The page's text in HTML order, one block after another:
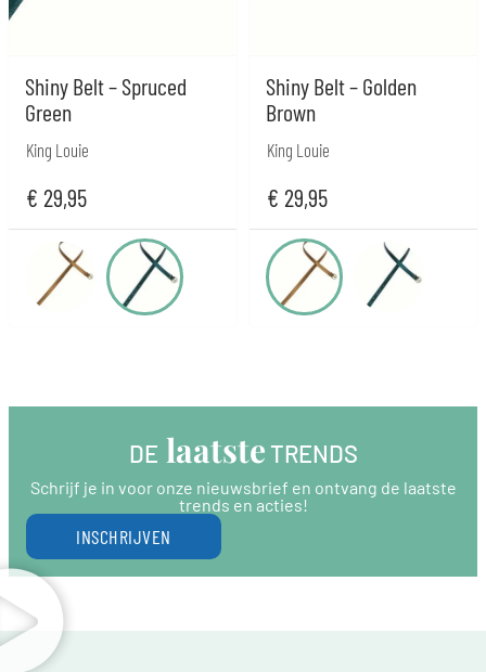
Shiny Belt – Spruced
Green
King Louie
€ 29,95
Shiny Belt – Golden
Brown
King Louie
€ 29,95
DE laatste TRENDS
Schrijf je in voor onze nieuwsbrief en ontvang de laatste
trends en acties!
INSCHRIJVEN